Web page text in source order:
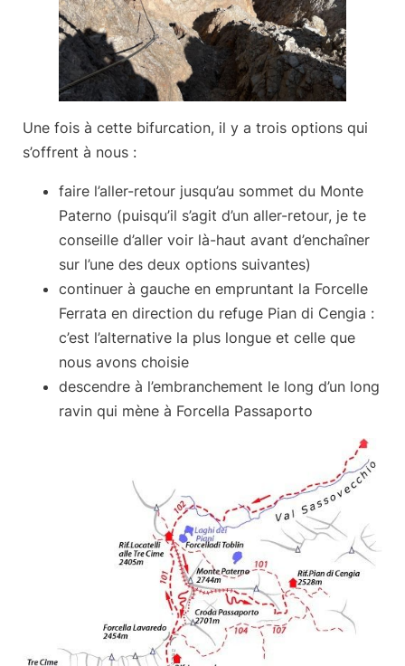
Une fois à cette bifurcation, il y a trois options qui
s’offrent à nous :
faire l’aller-retour jusqu’au sommet du Monte
Paterno (puisqu’il s’agit d’un aller-retour, je te
conseille d’aller voir là-haut avant d’enchaîner
sur l’une des deux options suivantes)
continuer à gauche en empruntant la Forcelle
Ferrata en direction du refuge Pian di Cengia :
c’est l’alternative la plus longue et celle que
nous avons choisie
descendre à l’embranchement le long d’un long
ravin qui mène à Forcella Passaporto